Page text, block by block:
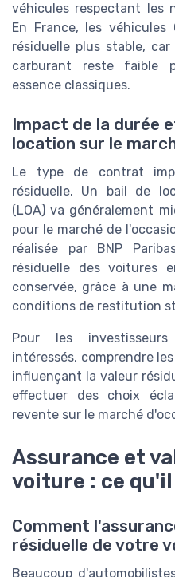
véhicules respectant les
En France, les
résiduelle plus stable,
carburant reste faible
essence classiques.
Impact de la durée
location sur le
Le type de contrat
résiduelle. Un bail de
(LOA) va généralement
pour le marché de
réalisée par BNP
résiduelle des voitures
conservée, grâce à une
conditions de restitution
Pour les
intéressés, comprendre
influençant la valeur
effectuer des choix
revente sur le marché
Assurance et
voiture : ce
Comment
résiduelle de votre
Beaucoup